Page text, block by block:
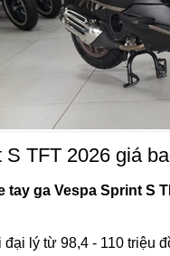
TFT 2026 giá
tay ga Vespa Sprint S
đại lý từ 98,4 - 110 triệu